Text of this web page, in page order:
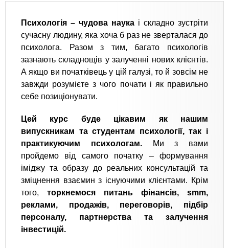
Психологія – чудова наука і складно зустріти
сучасну людину, яка хоча б раз не зверталася до
психолога. Разом з тим, багато психологів
зазнають складнощів у залученні нових клієнтів.
А якщо ви початківець у цій галузі, то й зовсім не
завжди розумієте з чого почати і як правильно
себе позиціонувати.
Цей курс буде цікавим як нашим
випускникам та студентам психології, так і
практикуючим психологам.Ми з вами
пройдемо від самого початку – формування
іміджу та образу до реальних консультацій та
зміцнення взаємин з існуючими клієнтами. Крім
того, торкнемося питань фінансів, smm,
реклами, продажів, переговорів, підбір
персоналу, партнерства та залучення
інвестицій.